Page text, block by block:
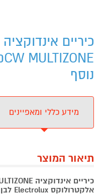
נוסף
מידע כללי ומאפיינים
תיאור המוצר
אלקטרולוקס Electrolux לבן